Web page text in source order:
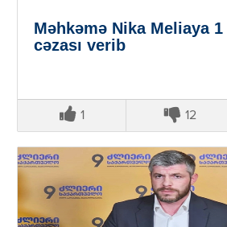
Məhkəmə Nika Meliaya
cəzası verib
1 12